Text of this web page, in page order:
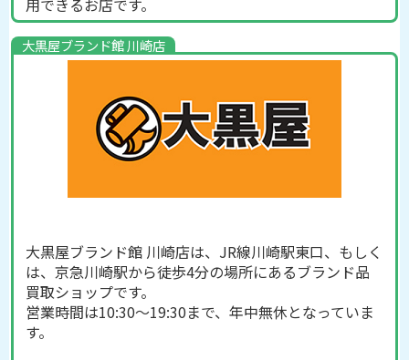
大黒屋ブランド館 川崎店
大黒屋ブランド館 川崎店は、JR線川崎駅東口、もしく
は、京急川崎駅から徒歩4分の場所にあるブランド品
買取ショップです。
営業時間は10:30～19:30まで、年中無休となっていま
す。